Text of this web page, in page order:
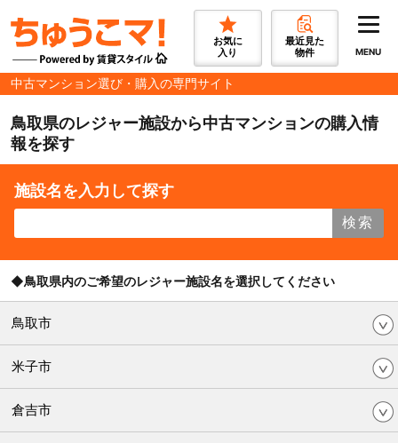
お気に
入り
最近見た
物件
MENU
中古マンション選び・購入の専門サイト
鳥取県のレジャー施設から中古マンションの購入情
報を探す
施設名を入力して探す
検索
◆鳥取県内のご希望のレジャー施設名を選択してください
鳥取市
米子市
倉吉市